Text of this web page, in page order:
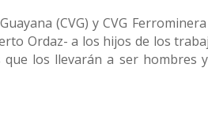
(CVG) y CVG
Ordaz- a los hijos de los
los llevarán a ser hombres